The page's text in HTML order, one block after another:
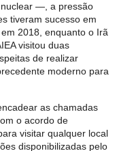
—, a pressão
tiveram sucesso em
2018, enquanto o Irã
visitou duas
de realizar
moderno para
as chamadas
o acordo de
visitar qualquer local
disponibilizadas pelo